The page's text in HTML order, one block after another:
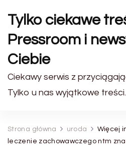
Tylko ciekawe
Pressroom i
Ciebie
Ciekawy serwis z
Tylko u nas wyjątkowe treści.
Strona główna uroda
Więcej
leczenie zachowawczego ntm